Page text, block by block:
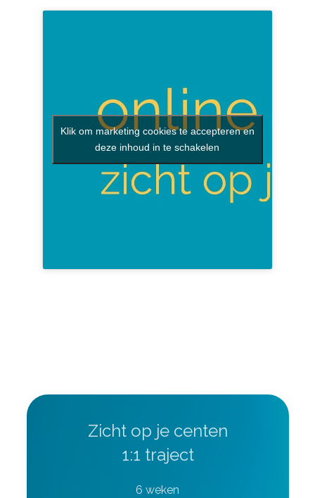
Klik om marketing cookies te accepteren en
deze inhoud in te schakelen
Zicht op je centen
1:1 traject
6 weken